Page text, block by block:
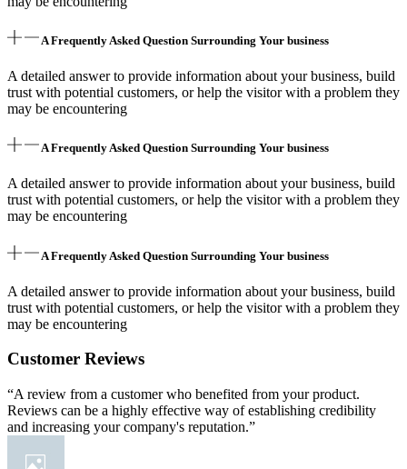
A Frequently Asked Question Surrounding Your business
A detailed answer to provide information about your business, build
trust with potential customers, or help the visitor with a problem they
may be encountering
A Frequently Asked Question Surrounding Your business
A detailed answer to provide information about your business, build
trust with potential customers, or help the visitor with a problem they
may be encountering
A Frequently Asked Question Surrounding Your business
A detailed answer to provide information about your business, build
trust with potential customers, or help the visitor with a problem they
may be encountering
Customer Reviews
“A review from a customer who benefited from your product.
Reviews can be a highly effective way of establishing credibility
and increasing your company's reputation.”